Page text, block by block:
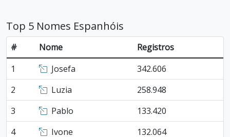
Top 5 Nomes Espanhóis
# Nome
Registros
1
Josefa
342.606
2
Luzia
258.948
3
Pablo
133.420
4
Ivone
132.064